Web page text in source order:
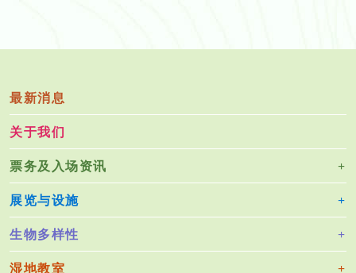
最新消息
关于我们
票务及入场资讯
展览与设施
生物多样性
湿地教室